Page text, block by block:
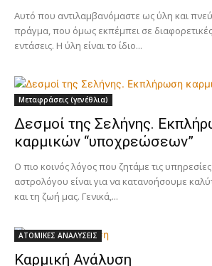
Αυτό που αντιλαμβανόμαστε ως ύλη και
πράγμα, που όμως εκπέμπει σε
εντάσεις. Η ύλη είναι το ίδιο...
Μεταφράσεις (γενέθλια)
Δεσμοί της Σελήνης.
καρμικών “υποχρεώσεων”
Ο πιο κοινός λόγος που ζητάμε τις
αστρολόγου είναι για να κατανοήσουμε
και τη ζωή μας. Γενικά,...
ΑΤΟΜΙΚΕΣ ΑΝΑΛΥΣΕΙΣ
Καρμική Ανάλυση